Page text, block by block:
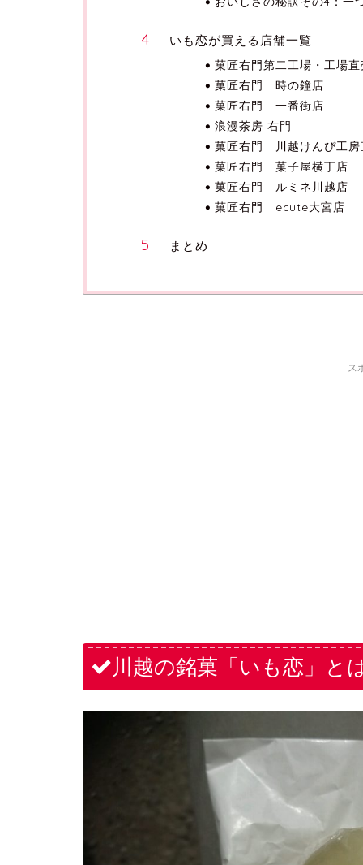
いも恋が買える店舗一覧
菓匠右門第二工場・工場直
菓匠右門 時の鐘店
菓匠右門 一番街店
浪漫茶房 右門
菓匠右門 川越けんぴ工房
菓匠右門 菓子屋横丁店
菓匠右門 ルミネ川越店
菓匠右門 ecute大宮店
まとめ
ス
川越の銘菓「いも恋」と